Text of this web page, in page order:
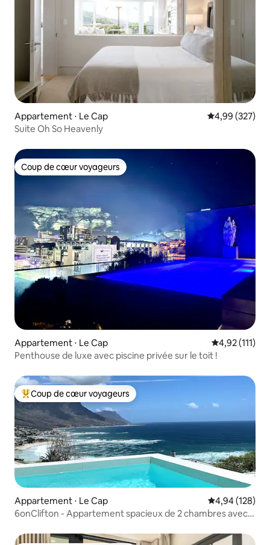
Appartement ⋅ Le Cap Évaluation
4,99 (327)
Suite Oh So Heavenly
Coup de cœur voyageurs
Coup de cœur voyageurs
Appartement ⋅ Le Cap Évaluation
4,92 (111)
Penthouse de luxe avec piscine privée sur le toit !
Coups de cœur voyageurs les plus appréciés
Coup de cœur voyageurs
Appartement ⋅ Le Cap Évaluation
4,94 (128)
6onClifton - Appartement spacieux de 2 chambres avec